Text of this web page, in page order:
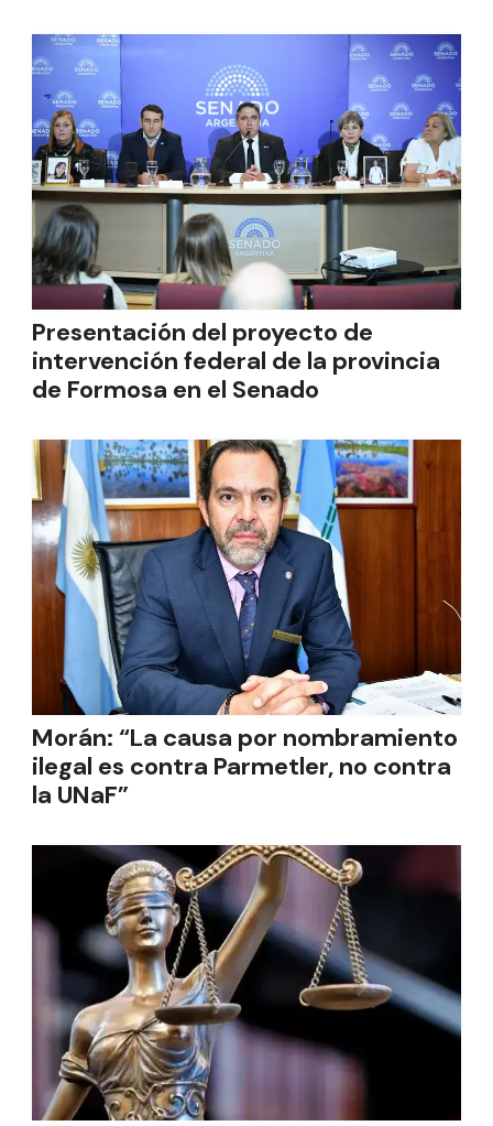
Presentación del proyecto de
intervención federal de la provincia
de Formosa en el Senado
Morán: “La causa por nombramiento
ilegal es contra Parmetler, no contra
la UNaF”